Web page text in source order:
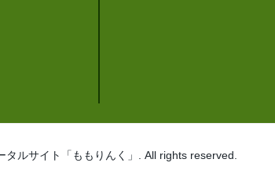
ルサイト「ももりんく」. All rights reserved.